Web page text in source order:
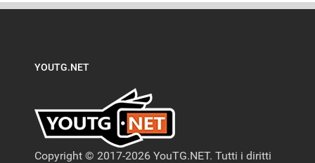
YOUTG.NET
Copyright © 2017-2026 YouTG.NET. Tutti i diritti